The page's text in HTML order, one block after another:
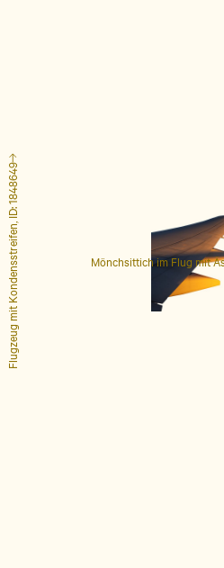
Mönchsittich im Flug mit
Flugzeug mit Kondensstreifen, ID: 1848649